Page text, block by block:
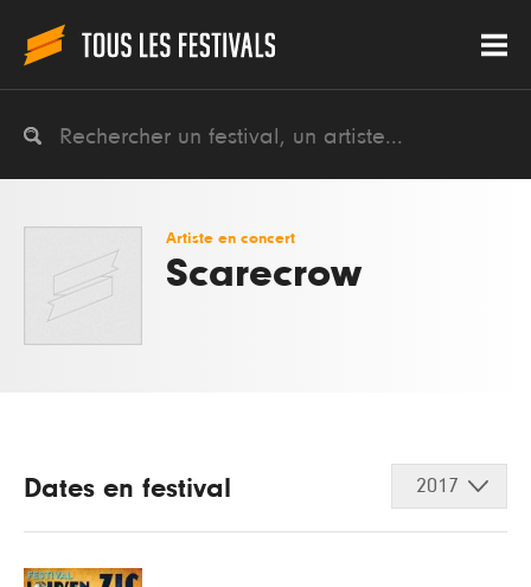
Artiste en concert
Scarecrow
Dates en festival 2017